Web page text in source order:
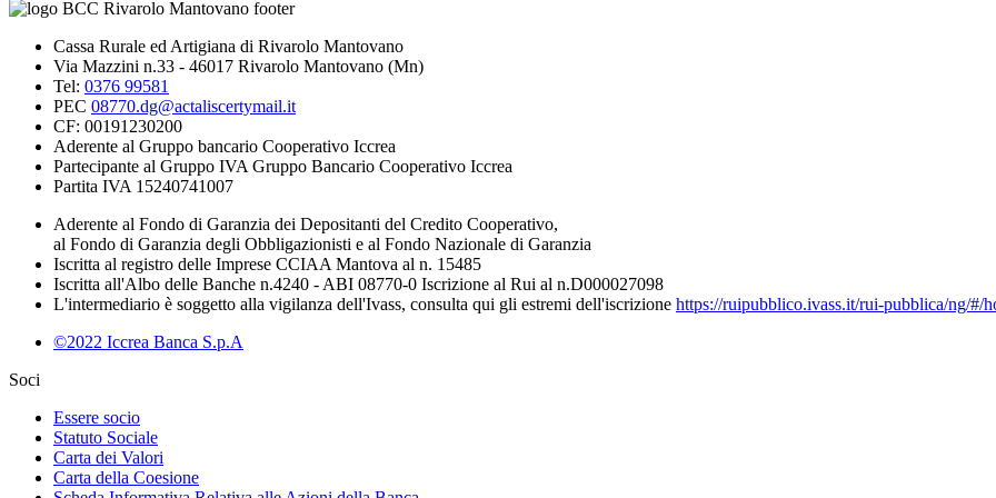
Cassa Rurale ed Artigiana di Rivarolo Mantovano
Via Mazzini n.33 - 46017 Rivarolo Mantovano (Mn)
Tel: 0376 99581
PEC 08770.dg@actaliscertymail.it
CF: 00191230200
Aderente al Gruppo bancario Cooperativo Iccrea
Partecipante al Gruppo IVA Gruppo Bancario Cooperativo Iccrea
Partita IVA 15240741007
Aderente al Fondo di Garanzia dei Depositanti del Credito Cooperativo,
al Fondo di Garanzia degli Obbligazionisti e al Fondo Nazionale di Garanzia
Iscritta al registro delle Imprese CCIAA Mantova al n. 15485
Iscritta all'Albo delle Banche n.4240 - ABI 08770-0 Iscrizione al Rui al n.D000027098
L'intermediario è soggetto alla vigilanza dell'Ivass, consulta qui gli estremi dell'iscrizione https://ruipubblico.ivass.it/rui-pubblica/ng/#/
©2022 Iccrea Banca S.p.A
Soci
Essere socio
Statuto Sociale
Carta dei Valori
Carta della Coesione